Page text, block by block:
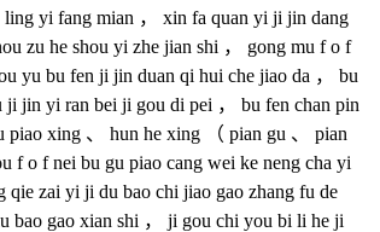
ling yi fang mian ， xin fa quan yi ji jin dang
zu he shou yi zhe jian shi ， gong mu f o f
yu bu fen ji jin duan qi hui che jiao da ， bu
jin yi ran bei ji gou di pei ， bu fen chan pin
piao xing 、 hun he xing （ pian gu 、 pian
f o f nei bu gu piao cang wei ke neng cha yi
zai yi ji du bao chi jiao gao zhang fu de
bao gao xian shi ， ji gou chi you bi li he ji